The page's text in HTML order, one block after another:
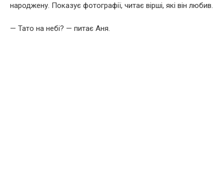
народжену. Показує фотографії, читає вірші, які він любив.
— Тато на небі? — питає Аня.